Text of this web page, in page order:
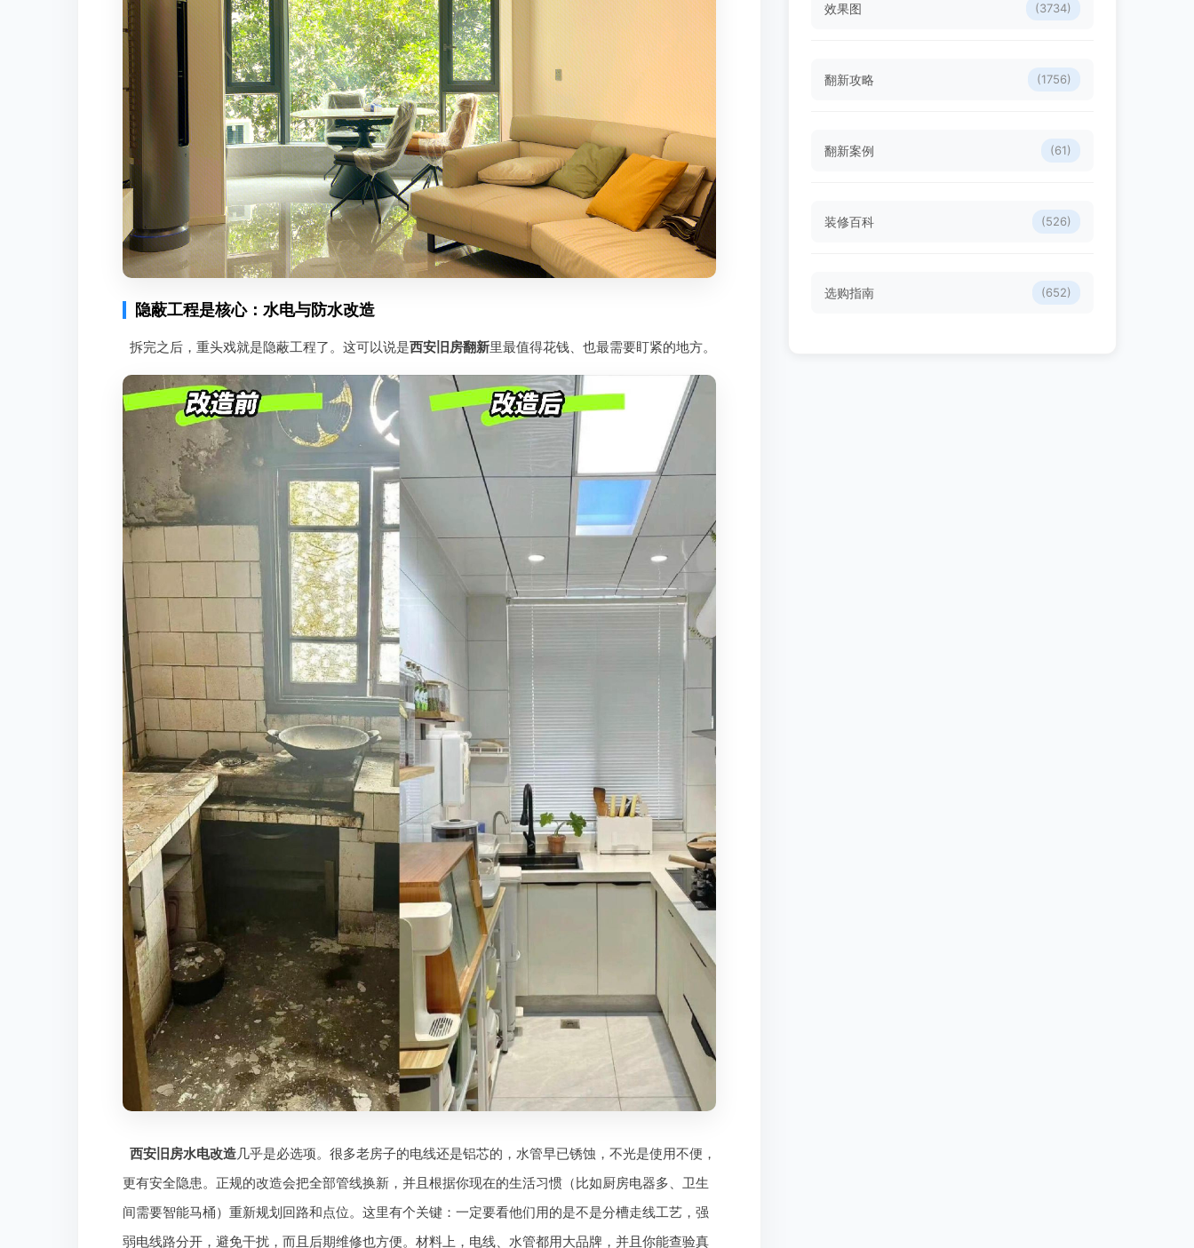
隐蔽工程是核心：水电与防水改造
拆完之后，重头戏就是隐蔽工程了。这可以说是西安旧房翻新里最值得花钱、也最需要盯紧的地方。
西安旧房水电改造几乎是必选项。很多老房子的电线还是铝芯的，水管早已锈蚀，不光是使用不便，
更有安全隐患。正规的改造会把全部管线换新，并且根据你现在的生活习惯（比如厨房电器多、卫生
间需要智能马桶）重新规划回路和点位。这里有个关键：一定要看他们用的是不是分槽走线工艺，强
弱电线路分开，避免干扰，而且后期维修也方便。材料上，电线、水管都用大品牌，并且你能查验真
效果图 (3734)
翻新攻略 (1756)
翻新案例 (61)
装修百科 (526)
选购指南 (652)